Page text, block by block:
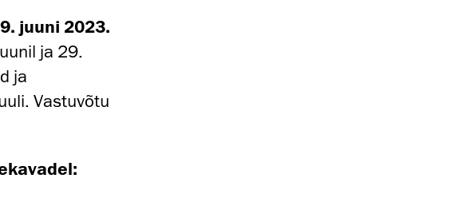
juuni 2023.
ja 29.
ja
Vastuvõtu